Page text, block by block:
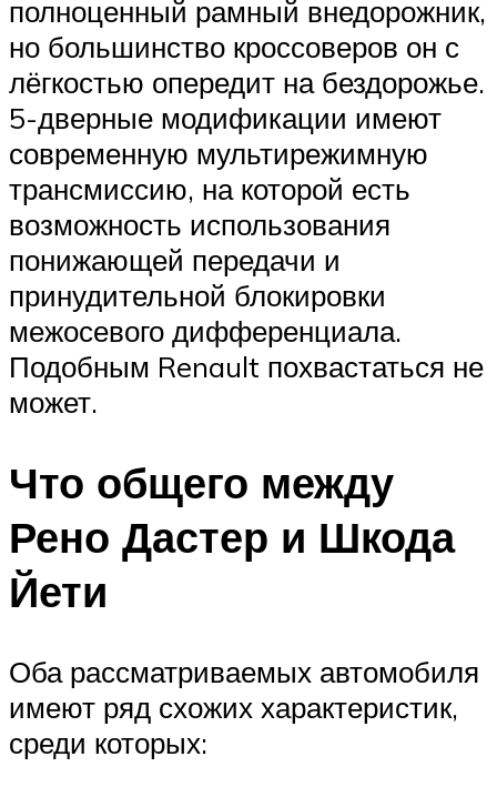
полноценный рамный внедорожник,
но большинство кроссоверов он с
лёгкостью опередит на бездорожье.
5-дверные модификации имеют
современную мультирежимную
трансмиссию, на которой есть
возможность использования
понижающей передачи и
принудительной блокировки
межосевого дифференциала.
Подобным Renault похвастаться не
может.
Что общего между
Рено Дастер и Шкода
Йети
Оба рассматриваемых автомобиля
имеют ряд схожих характеристик,
среди которых: